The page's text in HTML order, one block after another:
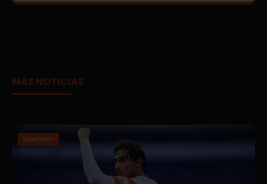
MÁS NOTICIAS
Expansión